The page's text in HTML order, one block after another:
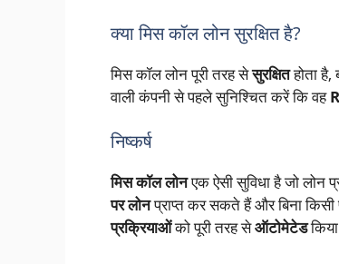
क्या मिस कॉल लोन सुरक्षित है?
मिस कॉल लोन पूरी तरह सेसुरक्षितहोता
वाली कंपनी से पहले सुनिश्चित करें कि वह
निष्कर्ष
मिस कॉल लोनएक ऐसी सुविधा है जो लोन
पर लोनप्राप्त कर सकते हैं और बिना
प्रक्रियाओंको पूरी तरह सेऑटोमेटेड